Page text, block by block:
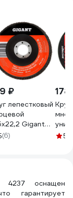
₽
лепестковый
Gigant
40-А
(6)
178
Круг
5
4237 оснащен
гарантирует